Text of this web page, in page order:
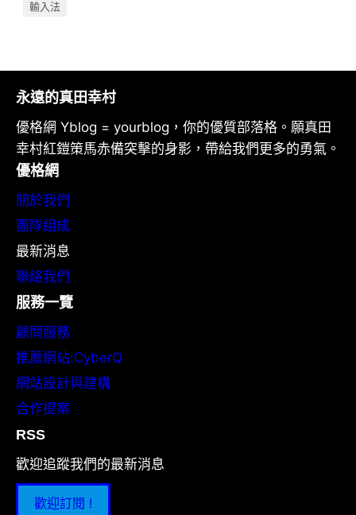
輸入法
永遠的真田幸村
優格網 Yblog = yourblog，你的優質部落格。願真田
幸村紅鎧策馬赤備突擊的身影，帶給我們更多的勇氣。
優格網
關於我們
團隊組成
最新消息
聯絡我們
服務一覽
顧問服務
推薦網站:CyberQ
網站設計與建構
合作提案
RSS
歡迎追蹤我們的最新消息
歡迎訂閱 !